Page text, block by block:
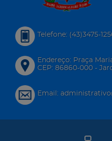
Telefone: (43)3475-
Endereço: Praça
CEP: 86860-000 -
Email: